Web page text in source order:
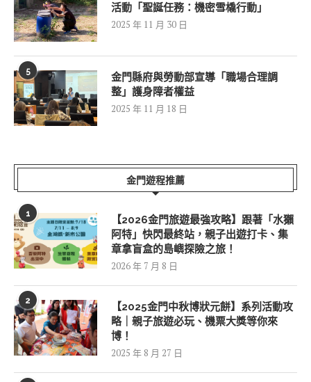
活動「聖誕任務：機密雪橇行動」
2025 年 11 月 30 日
5
金門縣府與勞動部宣導「職場合理調
整」護身障者權益
2025 年 11 月 18 日
金門遊程推薦
1
【2026金門旅遊最強攻略】跟著「水獺
阿特」快閃最終站，親子出遊打卡、集
章拿盲盒的島嶼探險之旅！
2026 年 7 月 8 日
2
【2025金門中秋博狀元餅】系列活動攻
略｜親子旅遊必玩、機票大獎等你來
博！
2025 年 8 月 27 日